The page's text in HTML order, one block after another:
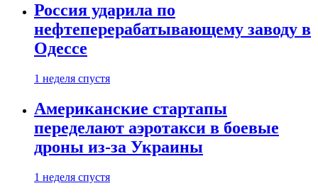
Россия ударила по
нефтеперерабатывающему заводу в
Одессе
1 неделя спустя
Американские стартапы
переделают аэротакси в боевые
дроны из-за Украины
1 неделя спустя